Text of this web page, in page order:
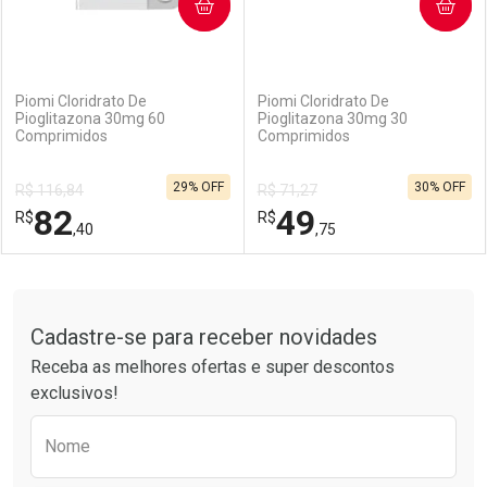
Piomi Cloridrato De
Pioglitazona 30mg 60
Comprimidos
R$ 116,84
R$82,40
29% OFF
COMPRAR
Laboratório
Por Menos
Piomi Cloridrato De
Pioglitazona 30mg 30
Comprimidos
R$ 71,27
R$49,75
30% OFF
COMPRAR
Laboratório
Por Menos
Cadastre-se para receber novidades
Receba as melhores ofertas e super descontos
exclusivos!
Nome